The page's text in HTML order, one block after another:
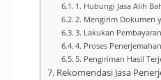
1. Hubungi Jasa Alih
2. Mengirim Dokumen
3. Lakukan
4. Proses Penerjemahan
5. Pengiriman Hasil
Rekomendasi Jasa